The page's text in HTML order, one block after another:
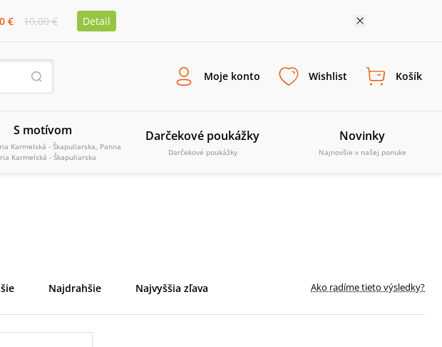
€ 10,00 € Detail
Moje konto Wishlist Košík
S motívom
Karmelská - Škapuliarska, Panna
Karmelská - Škapuliarska
Darčekové poukážky
Darčekové poukážky
Novinky
Najnovšie v našej ponuke
Najdrahšie Najvyššia zľava Ako radíme tieto výsledky?